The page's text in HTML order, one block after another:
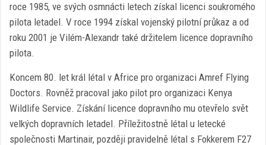
roce 1985, ve svých osmnácti letech získal licenci soukromého
pilota letadel. V roce 1994 získal vojenský pilotní průkaz a od
roku 2001 je Vilém-Alexandr také držitelem licence dopravního
pilota.
Koncem 80. let král létal v Africe pro organizaci Amref Flying
Doctors. Rovněž pracoval jako pilot pro organizaci Kenya
Wildlife Service. Získání licence dopravního mu otevřelo svět
velkých dopravních letadel. Příležitostně létal u letecké
společnosti Martinair, později pravidelně létal s Fokkerem F27